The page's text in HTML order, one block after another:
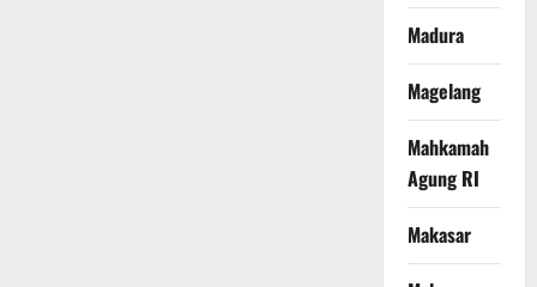
Madura
Magelang
Mahkamah
Agung RI
Makasar